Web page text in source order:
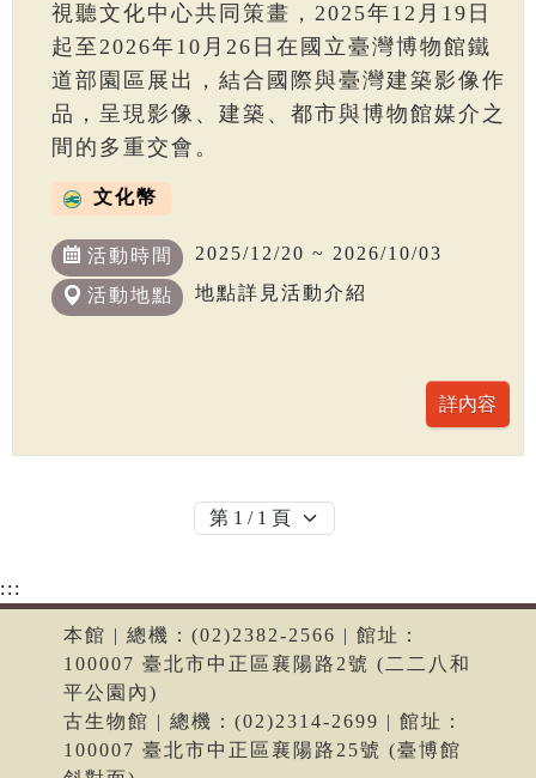
視聽文化中心共同策畫，2025年12月19日
起至2026年10月26日在國立臺灣博物館鐵
道部園區展出，結合國際與臺灣建築影像作
品，呈現影像、建築、都市與博物館媒介之
間的多重交會。
文化幣
活動時間 2025/12/20 ~ 2026/10/03
活動地點 地點詳見活動介紹
:::
本館 | 總機：(02)2382-2566 | 館址：
100007 臺北市中正區襄陽路2號 (二二八和
平公園內)
古生物館 | 總機：(02)2314-2699 | 館址：
100007 臺北市中正區襄陽路25號 (臺博館